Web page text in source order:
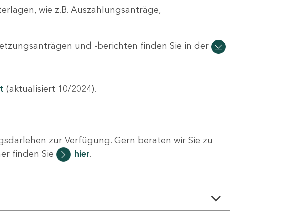
wie z.B. Auszahlungsanträge,
und -berichten finden Sie in der
(aktualisiert 10/2024).
zur Verfügung. Gern beraten wir Sie zu
finden Sie
hier.